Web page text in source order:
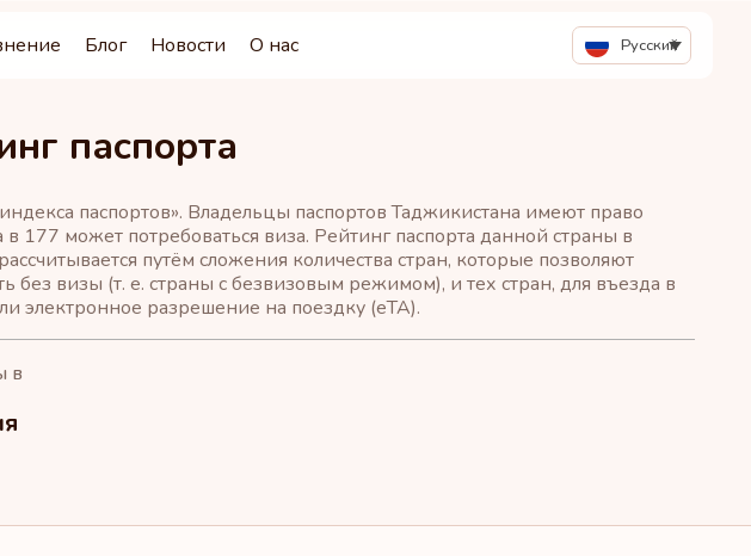
Русский
Блог Новости О нас
паспорта
паспортов». Владельцы паспортов Таджикистана имеют право
177 может потребоваться виза. Рейтинг паспорта данной страны в
путём сложения количества стран, которые позволяют
без визы (т. е. страны с безвизовым режимом), и тех стран, для въезда в
электронное разрешение на поездку (eTA).
в